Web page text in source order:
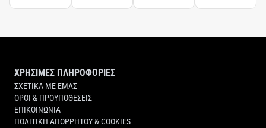
ΧΡΗΣΙΜΕΣ ΠΛΗΡΟΦΟΡΙΕΣ
ΣΧΕΤΙΚΑ ΜΕ ΕΜΑΣ
ΟΡΟΙ & ΠΡΟΥΠΟΘΕΣΕΙΣ
ΕΠΙΚΟΙΝΩΝΙΑ
ΠΟΛΙΤΙΚΗ ΑΠΟΡΡΗΤΟΥ & COOKIES